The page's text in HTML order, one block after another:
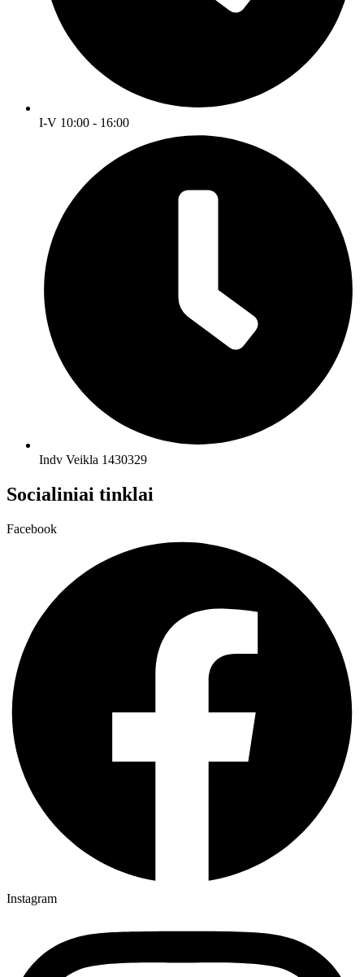
I-V 10:00 - 16:00
Indv Veikla 1430329
Socialiniai tinklai
Facebook
Instagram